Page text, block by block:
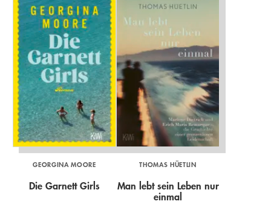
GEORGINA MOORE
Die Garnett Girls
THOMAS HÜETLIN
Man lebt sein Leben nur
einmal